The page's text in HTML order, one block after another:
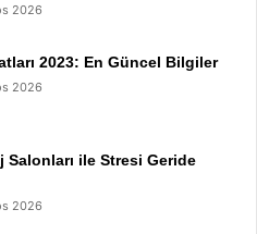
2026
2023: En Güncel Bilgiler
2026
Salonları ile Stresi Geride
2026